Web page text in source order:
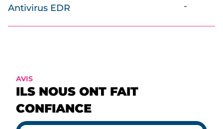
Antivirus EDR -
AVIS
ILS NOUS ONT FAIT
CONFIANCE